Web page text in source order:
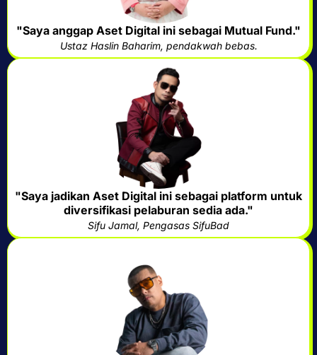
"Saya anggap Aset Digital ini sebagai Mutual Fund."
Ustaz Haslin Baharim, pendakwah bebas.
"Saya jadikan Aset Digital ini sebagai platform untuk
diversifikasi pelaburan sedia ada."
Sifu Jamal, Pengasas SifuBad